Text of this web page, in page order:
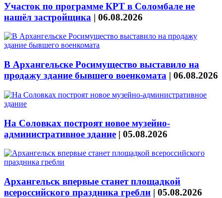
Участок по программе КРТ в Соломбале не
нашёл застройщика | 06.08.2026
В Архангельске Росимущество выставило на
продажу здание бывшего военкомата | 06.08.2026
На Соловках построят новое музейно-
административное здание | 05.08.2026
Архангельск впервые станет площадкой
всероссийского праздника гребли | 05.08.2026